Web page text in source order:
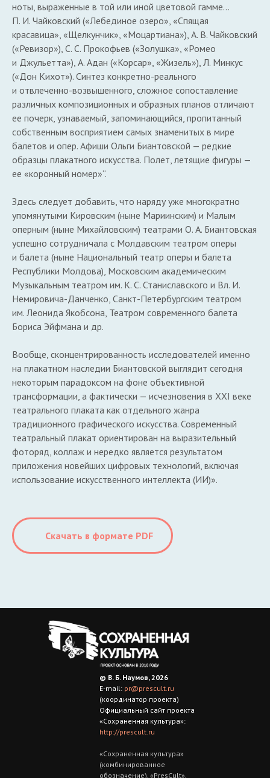
ноты, выраженные в той или иной цветовой гамме…
П. И. Чайковский («Лебединое озеро», «Спящая
красавица», «Щелкунчик», «Моцартиана»), А. В. Чайковский
(«Ревизор»), С. С. Прокофьев («Золушка», «Ромео
и Джульетта»), А. Адан («Корсар», «Жизель»), Л. Минкус
(«Дон Кихот»). Синтез конкретно-реального
и отвлеченно-возвышенного, сложное сопоставление
различных композиционных и образных планов отличают
ее почерк, узнаваемый, запоминающийся, пропитанный
собственным восприятием самых знаменитых в мире
балетов и опер. Афиши Ольги Биантовской — редкие
образцы плакатного искусства. Полет, летящие фигуры —
ее «коронный номер»“.
Здесь следует добавить, что наряду уже многократно
упомянутыми Кировским (ныне Мариинским) и Малым
оперным (ныне Михайловским) театрами О. А. Биантовская
успешно сотрудничала с Молдавским театром оперы
и балета (ныне Национальный театр оперы и балета
Республики Молдова), Московским академическим
Музыкальным театром им. К. С. Станиславского и Вл. И.
Немировича-Данченко, Санкт-Петербургским театром
им. Леонида Якобсона, Театром современного балета
Бориса Эйфмана и др.
Вообще, сконцентрированность исследователей именно
на плакатном наследии Биантовской выглядит сегодня
некоторым парадоксом на фоне объективной
трансформации, а фактически — исчезновения в XXI веке
театрального плаката как отдельного жанра
традиционного графического искусства. Современный
театральный плакат ориентирован на выразительный
фоторяд, коллаж и нередко является результатом
приложения новейших цифровых технологий, включая
использование искусственного интеллекта (ИИ)».
Скачать в формате PDF
© В. Б. Наумов, 2026
E-mail: pr@prescult.ru
(координатор проекта)
Официальный сайт проекта
«Сохраненная культура»:
http://prescult.ru
«Сохраненная культура»
(комбинированное
обозначение), «РresCult»,